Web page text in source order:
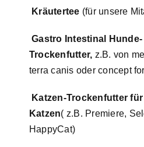
Kräutertee (für unsere
Gastro Intestinal Hunde-
Trockenfutter, z.B. von
terra canis oder concept
Katzen-Trockenfutter
Katzen( z.B. Premiere,
HappyCat)